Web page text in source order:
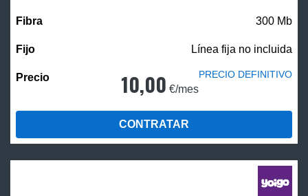
300 Mb
Línea fija no incluida
10,00 €/mes
PRECIO DEFINITIVO
CONTRATAR